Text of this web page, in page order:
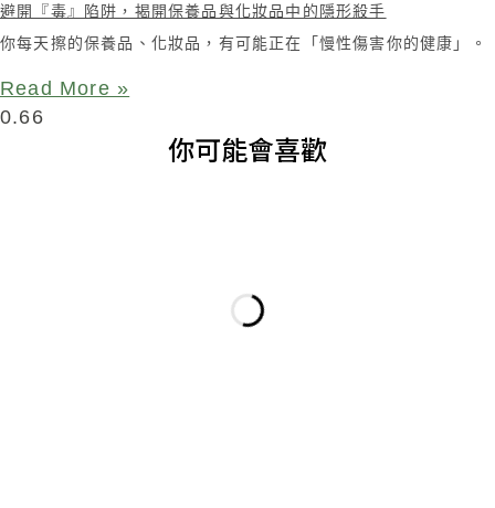
避開『毒』陷阱，揭開保養品與化妝品中的隱形殺手
你每天擦的保養品、化妝品，有可能正在「慢性傷害你的健康」。
Read More »
你可能會喜歡